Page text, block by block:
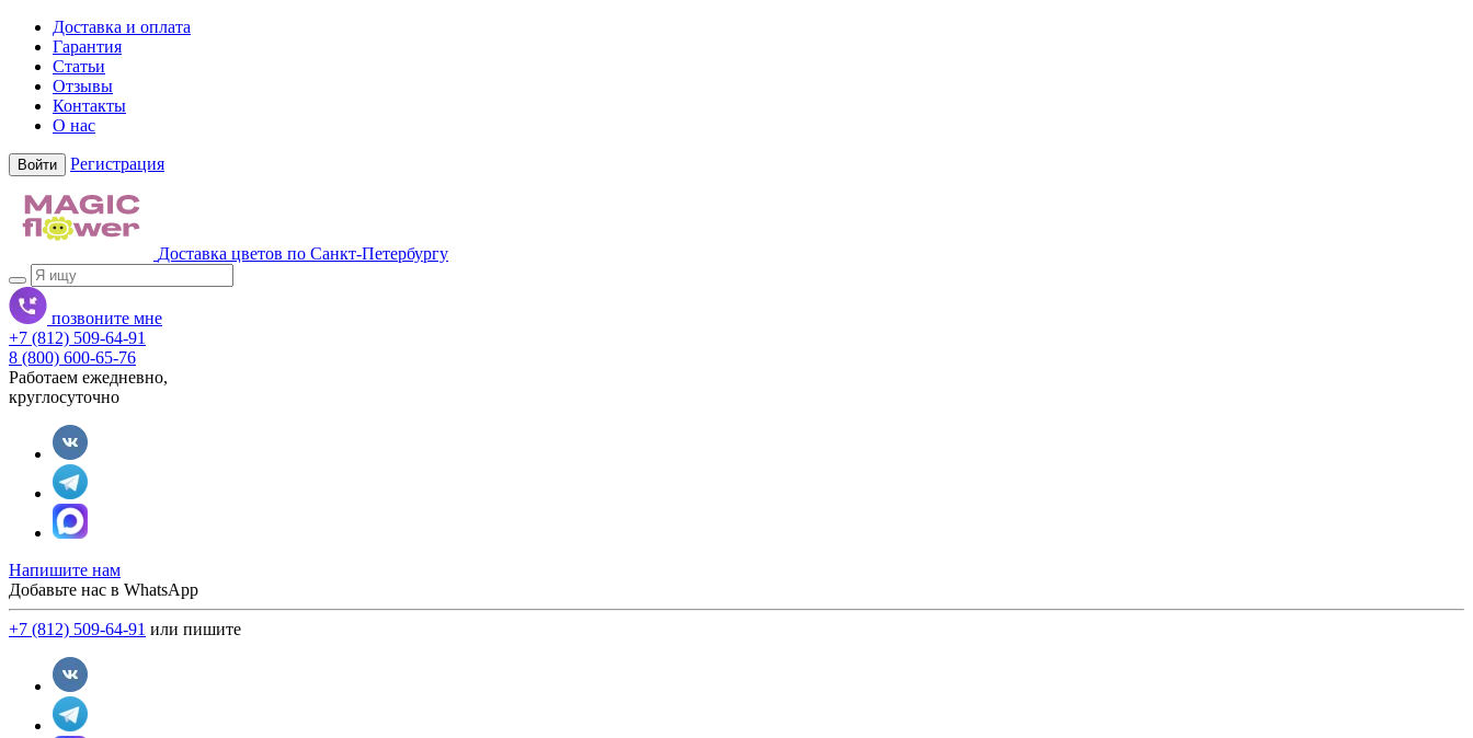
Доставка и оплата
Гарантия
Статьи
Отзывы
Контакты
О нас
Войти Регистрация
Доставка цветов по Санкт-Петербургу
позвоните мне
+7 (812) 509-64-91
8 (800) 600-65-76
Работаем ежедневно,
круглосуточно
Напишите нам
Добавьте нас в WhatsApp
+7 (812) 509-64-91 или пишите